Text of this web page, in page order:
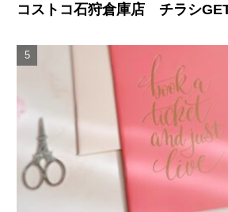
コストコ石狩倉庫店 チラシ